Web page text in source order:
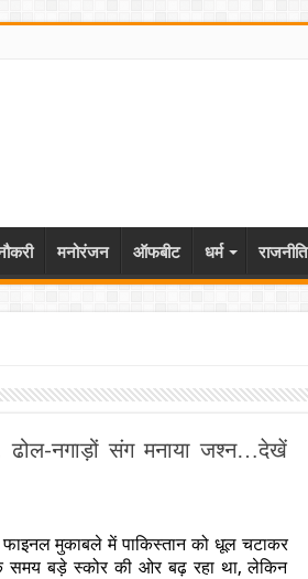
मनोरंजन ऑफबीट धर्म राजनीति
नगाड़ों संग मनाया जश्न…देखें
मुकाबले में पाकिस्तान को धूल चटाकर
समय बड़े स्कोर की ओर बढ़ रहा था, लेकिन